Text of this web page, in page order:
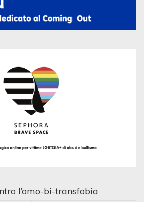
l’omo-bi-transfobia